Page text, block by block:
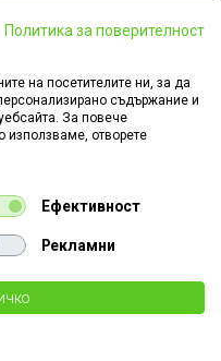
за AРС
че всички изображения на
изглед на продукта без това да
по някакъв начин.
Политика за поверителност
на посетителите ни, за да
съдържание и
За повече
използваме, отворете
Ефективност
Рекламни